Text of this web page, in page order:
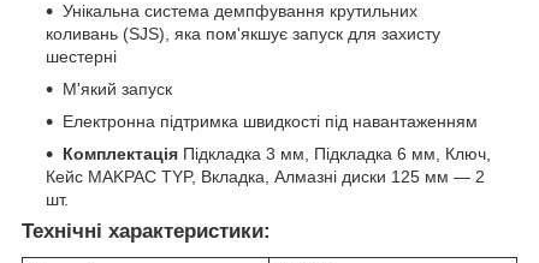
Унікальна система демпфування крутильних
коливань (SJS), яка пом'якшує запуск для захисту
шестерні
М'який запуск
Електронна підтримка швидкості під навантаженням
Комплектація Підкладка 3 мм, Підкладка 6 мм, Ключ,
Кейс MAKPAC TYP, Вкладка, Алмазні диски 125 мм — 2
шт.
Технічні характеристики: